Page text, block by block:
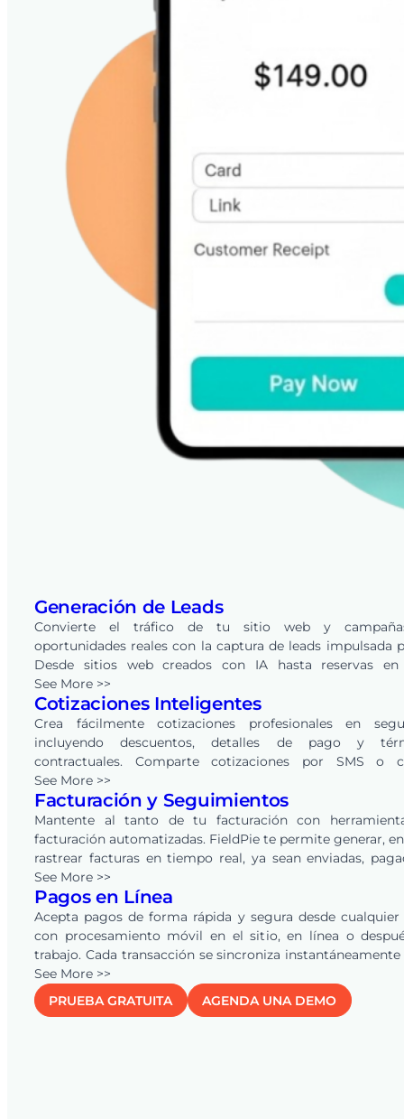
Generación de Leads
Convierte el tráfico de tu sitio web y
oportunidades reales con la captura de leads impulsada
Desde sitios web creados con IA hasta reservas en
integradas, cada solicitud se convierte en un lead en tu
de FieldPie, listo para rastrear, calificar y convertir a
CRM integrado.
See More >>
Cotizaciones Inteligentes
Crea fácilmente cotizaciones profesionales en
incluyendo descuentos, detalles de pago y
contractuales. Comparte cotizaciones por SMS o
electrónico, y permite a los clientes revisarlas y
línea con un solo clic. FieldPie también
seguimientos, ayudando a las empresas de todas las
a convertir más oportunidades en ingresos.
See More >>
Facturación y Seguimientos
Mantente al tanto de tu facturación con
facturación automatizadas. FieldPie te permite generar,
rastrear facturas en tiempo real, ya sean enviadas,
vencidas. Los recordatorios automáticos mantienen a tu
y clientes alineados, asegurando pagos más
reduciendo la carga de trabajo administrativa.
See More >>
Pagos en Línea
Acepta pagos de forma rápida y segura desde
con procesamiento móvil en el sitio, en línea o
trabajo. Cada transacción se sincroniza
sistema para una visibilidad financiera clara, y la
QuickBooksOnline automatiza cotizaciones, facturas y
eliminando la doble entrada y manteniendo tus
See More >>
PRUEBA GRATUITA
AGENDA UNA DEMO